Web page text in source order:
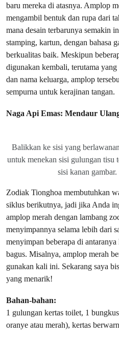
baru mereka di atasnya. Amplop
mengambil bentuk dan rupa dari
mana desain terbarunya semakin
stamping, kartun, dengan bahasa
berkualitas baik. Meskipun
digunakan kembali, terutama
dan nama keluarga, amplop
sempurna untuk kerajinan tangan.
Naga Api Emas: Mendaur
Balikkan ke sisi yang
untuk menekan sisi gulungan
sisi kanan
Zodiak Tionghoa membutuhkan
siklus berikutnya, jadi jika Anda
amplop merah dengan lambang
menyimpannya selama lebih dari
menyimpan beberapa di
bagus. Misalnya, amplop merah
gunakan kali ini. Sekarang saya
yang menarik!
Bahan-bahan:
1 gulungan kertas toilet, 1
oranye atau merah), kertas